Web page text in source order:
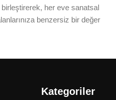
her eve sanatsal
benzersiz bir değer
Kategoriler